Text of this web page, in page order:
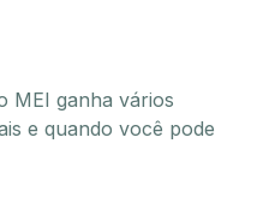
MEI ganha vários
e quando você pode